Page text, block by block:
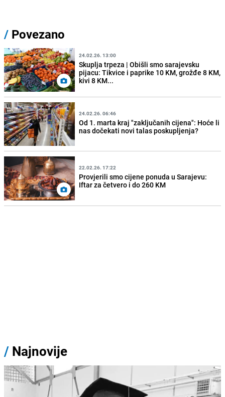
/ Povezano
24.02.26. 13:00
Skuplja trpeza | Obišli smo sarajevsku
pijacu: Tikvice i paprike 10 KM, grožđe 8 KM,
kivi 8 KM...
24.02.26. 06:46
Od 1. marta kraj "zaključanih cijena": Hoće li
nas dočekati novi talas poskupljenja?
22.02.26. 17:22
Provjerili smo cijene ponuda u Sarajevu:
Iftar za četvero i do 260 KM
/ Najnovije